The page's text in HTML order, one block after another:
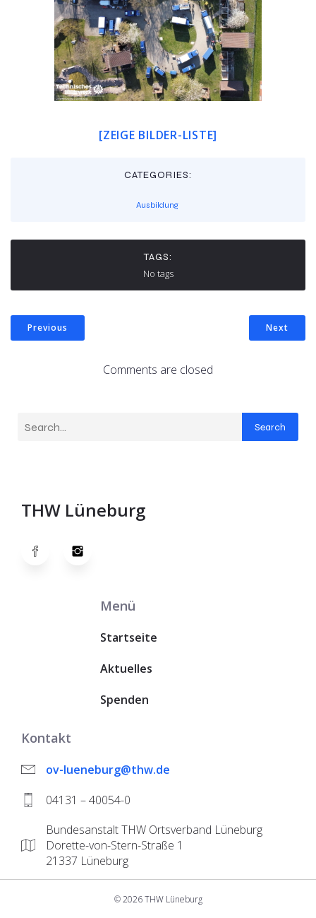
[ZEIGE BILDER-LISTE]
CATEGORIES:
Ausbildung
TAGS:
No tags
Previous Next
Comments are closed
Search
THW Lüneburg
Menü
Startseite
Aktuelles
Spenden
Kontakt
ov-lueneburg@thw.de
04131 – 40054-0
Bundesanstalt THW Ortsverband Lüneburg
Dorette-von-Stern-Straße 1
21337 Lüneburg
© 2026 THW Lüneburg